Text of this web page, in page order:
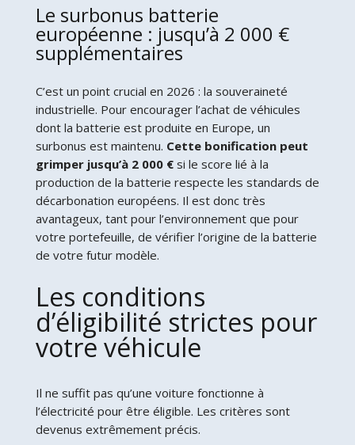
Le surbonus batterie
européenne : jusqu’à 2 000 €
supplémentaires
C’est un point crucial en 2026 : la souveraineté
industrielle. Pour encourager l’achat de véhicules
dont la batterie est produite en Europe, un
surbonus est maintenu. Cette bonification peut
grimper jusqu’à 2 000 €si le score lié à la
production de la batterie respecte les standards de
décarbonation européens. Il est donc très
avantageux, tant pour l’environnement que pour
votre portefeuille, de vérifier l’origine de la batterie
de votre futur modèle.
Les conditions
d’éligibilité strictes pour
votre véhicule
Il ne suffit pas qu’une voiture fonctionne à
l’électricité pour être éligible. Les critères sont
devenus extrêmement précis.